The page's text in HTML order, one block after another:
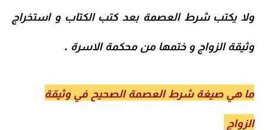
ولا يكتب شرط العصمة بعدكتب الكتاب و استخراج
وثيقة الزواج و ختمها من محكمة الاسرة .
ما هي صيغة شرط العصمة الصحيح في وثيقة
الزواج